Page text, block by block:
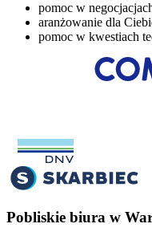
pomoc w
aranżowanie dla
pomoc w kwestiach
Pobliskie biura w